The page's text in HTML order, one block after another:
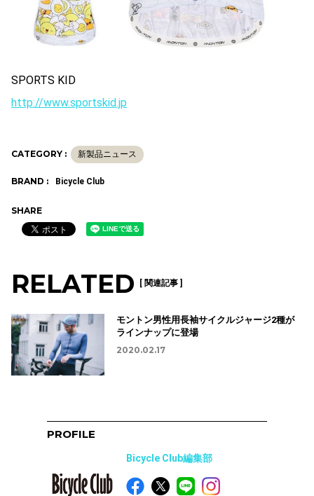
SPORTS KID
http://www.sportskid.jp
CATEGORY : 新製品ニュース
BRAND : Bicycle Club
SHARE
RELATED [ 関連記事 ]
モントン男性用長袖サイクルジャージ2種が
ラインナップに登場
2020.02.17
PROFILE
Bicycle Club編集部